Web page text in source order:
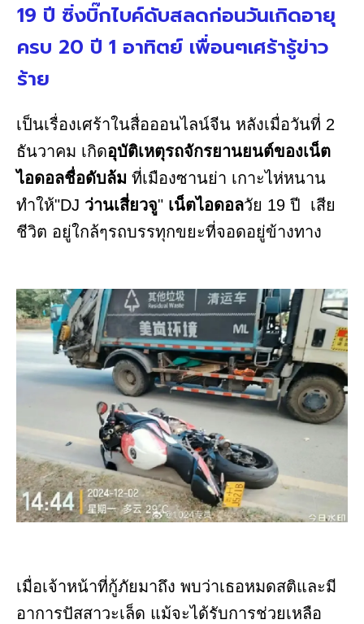
19 ปี ซิ่งบิ๊กไบค์ดับสลดก่อนวันเกิดอายุ
ครบ 20 ปี 1 อาทิตย์ เพื่อนๆเศร้ารู้ข่าว
ร้าย
เป็นเรื่องเศร้าในสื่อออนไลน์จีน หลังเมื่อวันที่ 2
ธันวาคม เกิดอุบัติเหตุรถจักรยานยนต์ของเน็ต
ไอดอลชื่อดับล้ม ที่เมืองซานย่า เกาะไห่หนาน
ทำให้"DJ ว่านเสี่ยวจู" เน็ตไอดอลวัย 19 ปี เสีย
ชีวิต อยู่ใกล้ๆรถบรรทุกขยะที่จอดอยู่ข้างทาง
เมื่อเจ้าหน้าที่กู้ภัยมาถึง พบว่าเธอหมดสติและมี
อาการปัสสาวะเล็ด แม้จะได้รับการช่วยเหลือ